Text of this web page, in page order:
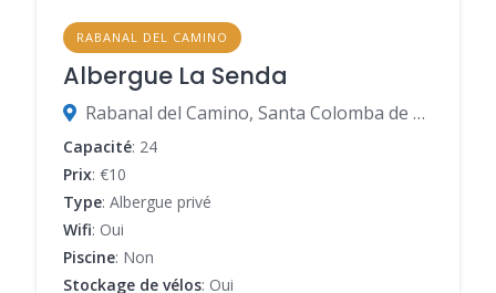
RABANAL DEL CAMINO
Albergue La Senda
Rabanal del Camino, Santa Colomba de Somoza, León, Espagne
Capacité: 24
Prix: €10
Type: Albergue privé
Wifi: Oui
Piscine: Non
Stockage de vélos: Oui